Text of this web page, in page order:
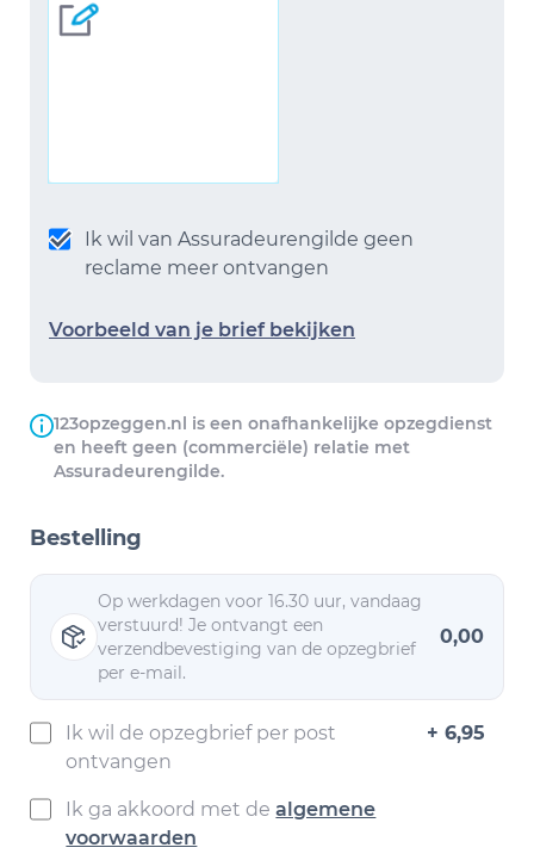
Ik wil van Assuradeurengilde geen
reclame meer ontvangen
Voorbeeld van je brief bekijken
123opzeggen.nl is een onafhankelijke opzegdienst
en heeft geen (commerciële) relatie met
Assuradeurengilde.
Bestelling
Op werkdagen voor 16.30 uur, vandaag
verstuurd! Je ontvangt een
verzendbevestiging van de opzegbrief
per e-mail.
0,00
Ik wil de opzegbrief per post
ontvangen
+ 6,95
Ik ga akkoord met dealgemene
voorwaarden